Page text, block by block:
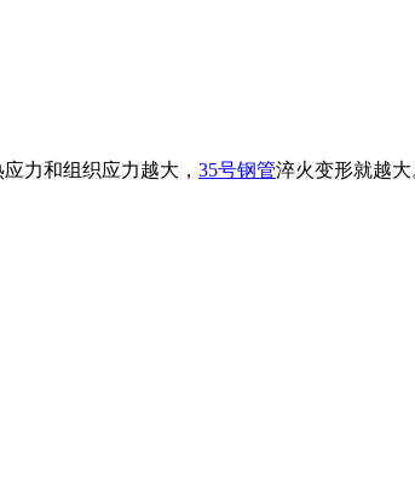
力和组织应力越大， 35号钢管淬火变形就越大